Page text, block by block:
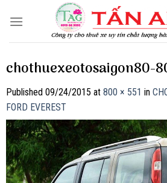
chothuexeotosaigon80-
Published 09/24/2015 at 800 × 551 in
FORD EVEREST